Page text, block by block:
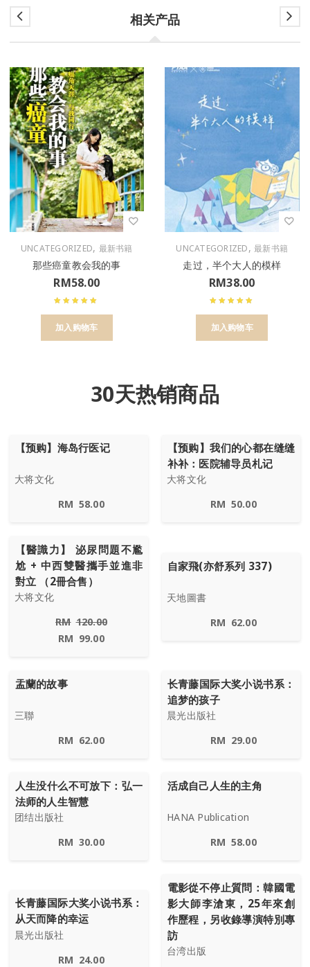
相关产品
UNCATEGORIZED, 最新书籍
那些癌童教会我的事
RM58.00
加入购物车
UNCATEGORIZED,最新书籍
走过，半个大人的模样
RM38.00
加入购物车
30天热销商品
【预购】海岛行医记
大将文化
RM 58.00
【预购】我们的心都在缝缝
补补：医院辅导员札记
大将文化
RM 50.00
【醫識力】 泌尿問題不尷
尬 + 中西雙醫攜手並進非
對立 （2冊合售）
大将文化
RM 120.00
RM 99.00
自家飛(亦舒系列 337)
天地圖書
RM 62.00
盂蘭的故事
三聯
RM 62.00
长青藤国际大奖小说书系：
追梦的孩子
晨光出版社
RM 29.00
人生没什么不可放下：弘一
法师的人生智慧
团结出版社
RM 30.00
活成自己人生的主角
HANA Publication
RM 58.00
长青藤国际大奖小说书系：
从天而降的幸运
晨光出版社
RM 24.00
電影從不停止質問：韓國電
影大師李滄東，25年來創
作歷程，另收錄導演特別專
訪
台湾出版